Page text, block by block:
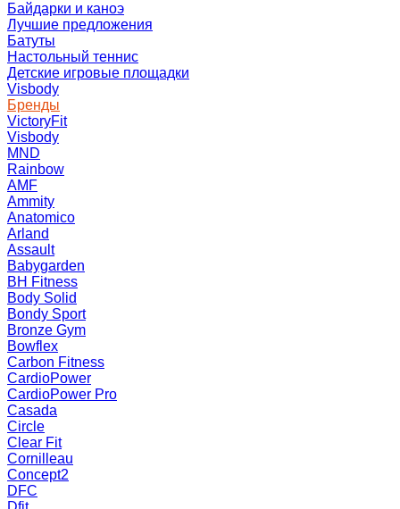
Байдарки и каноэ
Лучшие предложения
Батуты
Настольный теннис
Детские игровые площадки
Visbody
Бренды
VictoryFit
Visbody
MND
Rainbow
AMF
Ammity
Anatomico
Arland
Assault
Babygarden
BH Fitness
Body Solid
Bondy Sport
Bronze Gym
Bowflex
Carbon Fitness
CardioPower
CardioPower Pro
Casada
Circle
Clear Fit
Cornilleau
Concept2
DFC